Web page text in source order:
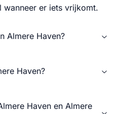
wanneer er iets vrijkomt.
Almere Haven?
Haven?
Haven en Almere